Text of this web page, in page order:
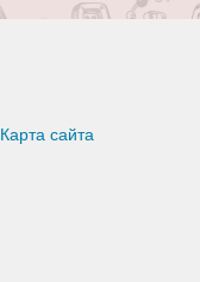
Карта сайта